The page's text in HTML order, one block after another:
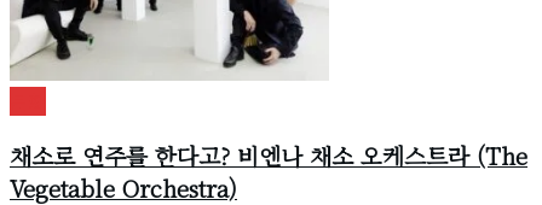
채소로 연주를 한다고? 비엔나 채소 오케스트라 (The
Vegetable Orchestra)